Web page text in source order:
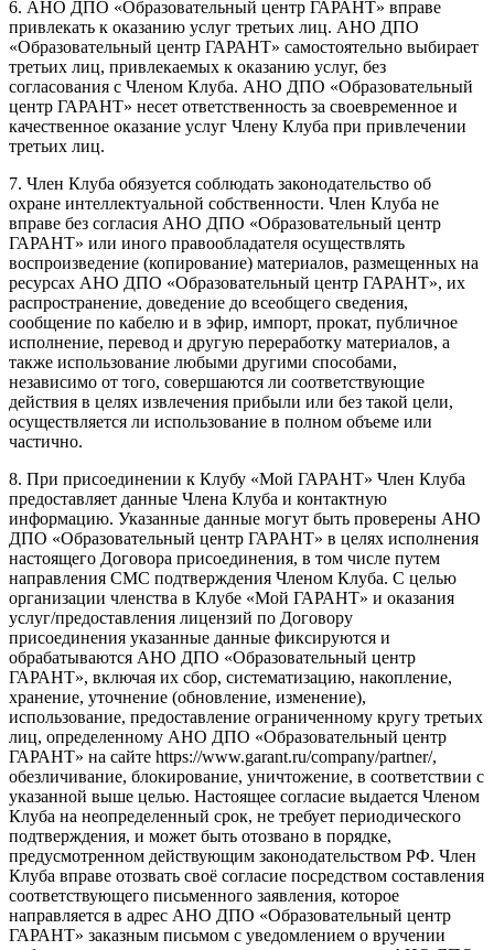
6. АНО ДПО «Образовательный центр ГАРАНТ» вправе
привлекать к оказанию услуг третьих лиц. АНО ДПО
«Образовательный центр ГАРАНТ» самостоятельно выбирает
третьих лиц, привлекаемых к оказанию услуг, без
согласования с Членом Клуба. АНО ДПО «Образовательный
центр ГАРАНТ» несет ответственность за своевременное и
качественное оказание услуг Члену Клуба при привлечении
третьих лиц.
7. Член Клуба обязуется соблюдать законодательство об
охране интеллектуальной собственности. Член Клуба не
вправе без согласия АНО ДПО «Образовательный центр
ГАРАНТ» или иного правообладателя осуществлять
воспроизведение (копирование) материалов, размещенных на
ресурсах АНО ДПО «Образовательный центр ГАРАНТ», их
распространение, доведение до всеобщего сведения,
сообщение по кабелю и в эфир, импорт, прокат, публичное
исполнение, перевод и другую переработку материалов, а
также использование любыми другими способами,
независимо от того, совершаются ли соответствующие
действия в целях извлечения прибыли или без такой цели,
осуществляется ли использование в полном объеме или
частично.
8. При присоединении к Клубу «Мой ГАРАНТ» Член Клуба
предоставляет данные Члена Клуба и контактную
информацию. Указанные данные могут быть проверены АНО
ДПО «Образовательный центр ГАРАНТ» в целях исполнения
настоящего Договора присоединения, в том числе путем
направления СМС подтверждения Членом Клуба. С целью
организации членства в Клубе «Мой ГАРАНТ» и оказания
услуг/предоставления лицензий по Договору
присоединения указанные данные фиксируются и
обрабатываются АНО ДПО «Образовательный центр
ГАРАНТ», включая их сбор, систематизацию, накопление,
хранение, уточнение (обновление, изменение),
использование, предоставление ограниченному кругу третьих
лиц, определенному АНО ДПО «Образовательный центр
ГАРАНТ» на сайте https://www.garant.ru/company/partner/,
обезличивание, блокирование, уничтожение, в соответствии с
указанной выше целью. Настоящее согласие выдается Членом
Клуба на неопределенный срок, не требует периодического
подтверждения, и может быть отозвано в порядке,
предусмотренном действующим законодательством РФ. Член
Клуба вправе отозвать своё согласие посредством составления
соответствующего письменного заявления, которое
направляется в адрес АНО ДПО «Образовательный центр
ГАРАНТ» заказным письмом с уведомлением о вручении